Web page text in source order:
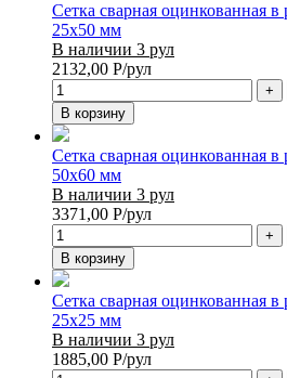
Сетка сварная оцинкованная в
25х50 мм
В наличии 3 рул
2132,00 Р/рул
+
В корзину
Сетка сварная оцинкованная в
50х60 мм
В наличии 3 рул
3371,00 Р/рул
+
В корзину
Сетка сварная оцинкованная в
25х25 мм
В наличии 3 рул
1885,00 Р/рул